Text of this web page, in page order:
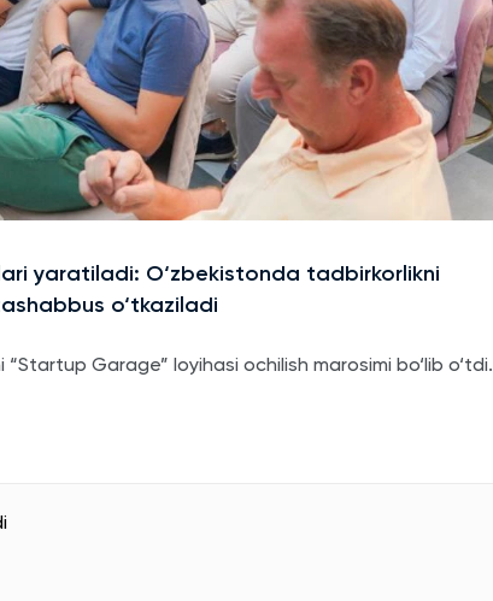
yaratiladi: O‘zbekistonda tadbirkorlikni
o‘tkaziladi
Garage” loyihasi ochilish marosimi bo‘lib o‘tdi.